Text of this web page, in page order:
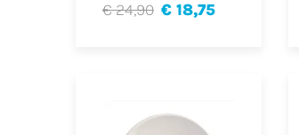
€ 24,90 € 18,75